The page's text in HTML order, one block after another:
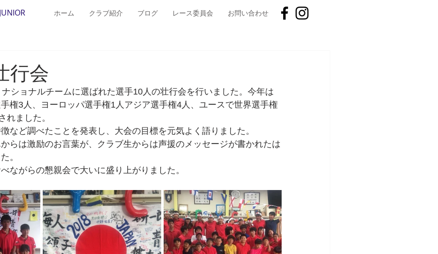
ホーム クラブ紹介 ブログ レース委員会 お問い合わせ
行会
ショナルチームに選ばれた選手10人の壮行会を行いました。今年は
権3人、ヨーロッパ選手権1人アジア選手権4人、ユースで世界選手権
れました。
など調べたことを発表し、大会の目標を元気よく語りました。
らは激励のお言葉が、クラブ生からは声援のメッセージが書かれたは
。
ながらの懇親会で大いに盛り上がりました。